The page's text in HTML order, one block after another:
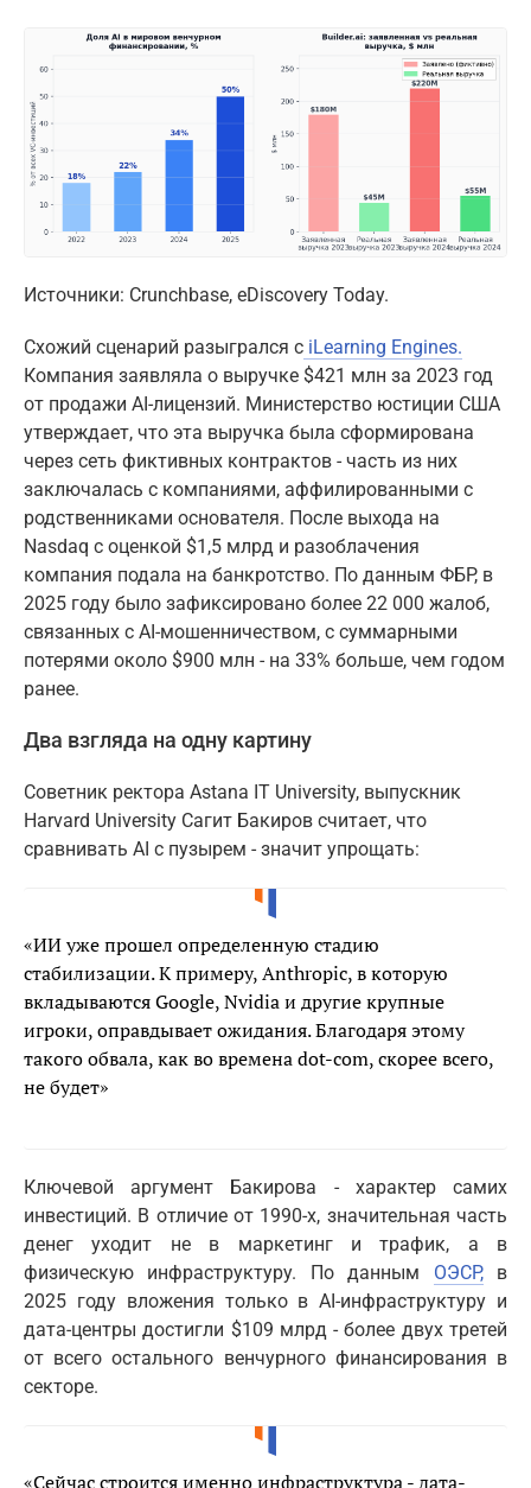
Источники: Crunchbase, eDiscovery Today.
Схожий сценарий разыгрался с iLearning Engines.
Компания заявляла о выручке $421 млн за 2023 год
от продажи AI-лицензий. Министерство юстиции США
утверждает, что эта выручка была сформирована
через сеть фиктивных контрактов - часть из них
заключалась с компаниями, аффилированными с
родственниками основателя. После выхода на
Nasdaq с оценкой $1,5 млрд и разоблачения
компания подала на банкротство. По данным ФБР, в
2025 году было зафиксировано более 22 000 жалоб,
связанных с AI-мошенничеством, с суммарными
потерями около $900 млн - на 33% больше, чем годом
ранее.
Два взгляда на одну картину
Советник ректора Astana IT University, выпускник
Harvard University Сагит Бакиров считает, что
сравнивать AI с пузырем - значит упрощать:
«ИИ уже прошел определенную стадию
стабилизации. К примеру, Anthropic, в которую
вкладываются Google, Nvidia и другие крупные
игроки, оправдывает ожидания. Благодаря этому
такого обвала, как во времена dot-com, скорее всего,
не будет»
Ключевой аргумент Бакирова - характер самих
инвестиций. В отличие от 1990-х, значительная часть
денег уходит не в маркетинг и трафик, а в
физическую инфраструктуру. По данным ОЭСР,в
2025 году вложения только в AI-инфраструктуру и
дата-центры достигли $109 млрд - более двух третей
от всего остального венчурного финансирования в
секторе.
«Сейчас строится именно инфраструктура - дата-